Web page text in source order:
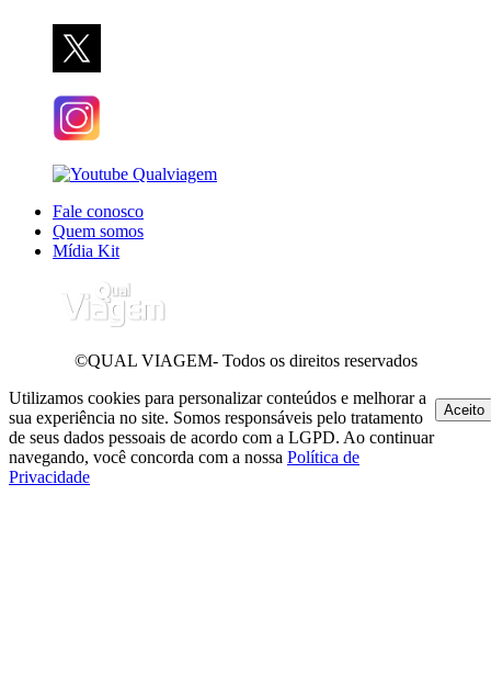
Fale conosco
Quem somos
Mídia Kit
©QUAL VIAGEM- Todos os direitos reservados
Utilizamos cookies para personalizar conteúdos e melhorar a
sua experiência no site. Somos responsáveis pelo tratamento
de seus dados pessoais de acordo com a LGPD. Ao continuar
navegando, você concorda com a nossa Política de
Privacidade
Aceito